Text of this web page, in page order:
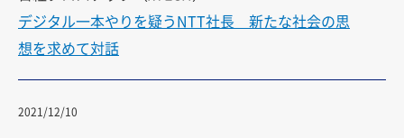
デジタル一本やりを疑うNTT社長 新たな社会の思
想を求めて対話
2021/12/10